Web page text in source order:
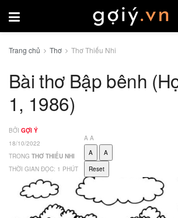
Trang chủ Thơ Thơ Thiếu Nhi
Bài thơ Bập bênh
1, 1986)
BỞI GỢI Ý
18/10/2022
TRONG THƠ THIẾU NHI
THỜI GIAN ĐỌC: 1 PHÚT
A A
A
A
Reset